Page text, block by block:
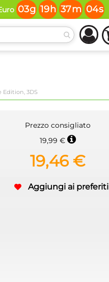
03g 19 h 37m 04s
Edition, 3DS
Prezzo consigliato
19,99 €
19,46 €
Aggiungi ai preferiti